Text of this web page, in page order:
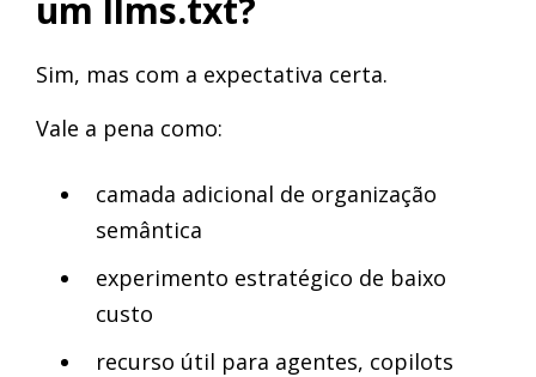
um llms.txt?
Sim, mas com a expectativa certa.
Vale a pena como:
camada adicional de organização
semântica
experimento estratégico de baixo
custo
recurso útil para agentes, copilots